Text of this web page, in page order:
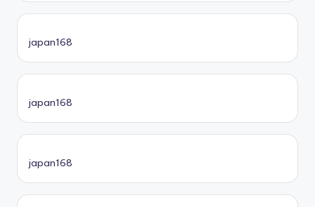
japan168
japan168
japan168